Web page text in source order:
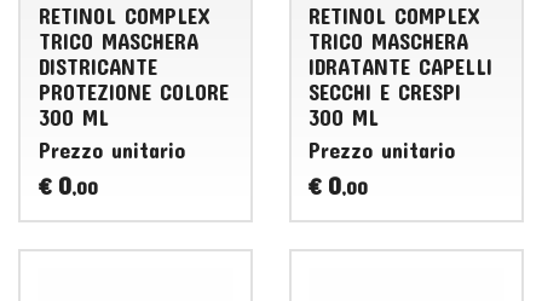
RETINOL COMPLEX
TRICO MASCHERA
DISTRICANTE
PROTEZIONE COLORE
300 ML
Prezzo unitario
€ 0,00
RETINOL COMPLEX
TRICO MASCHERA
IDRATANTE CAPELLI
SECCHI E CRESPI
300 ML
Prezzo unitario
€ 0,00